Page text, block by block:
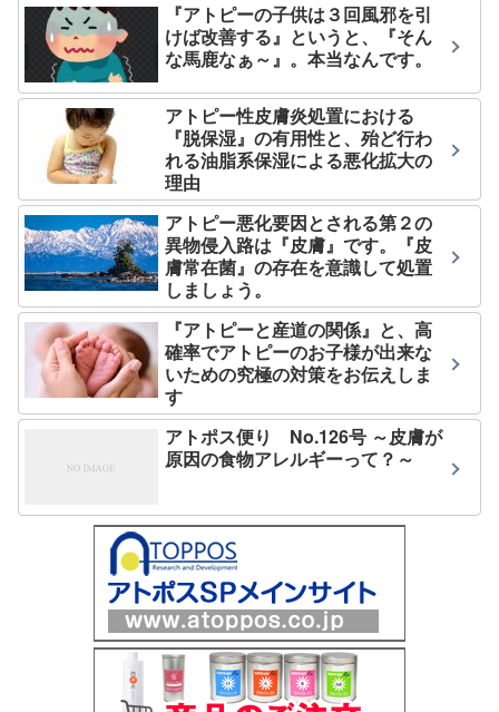
『アトピーの子供は３回風邪を引
けば改善する』というと、『そん
な馬鹿なぁ～』。本当なんです。
アトピー性皮膚炎処置における
『脱保湿』の有用性と、殆ど行わ
れる油脂系保湿による悪化拡大の
理由
アトピー悪化要因とされる第２の
異物侵入路は『皮膚』です。『皮
膚常在菌』の存在を意識して処置
しましょう。
『アトピーと産道の関係』と、高
確率でアトピーのお子様が出来な
いための究極の対策をお伝えしま
す
アトポス便り No.126号 ～皮膚が
原因の食物アレルギーって？～